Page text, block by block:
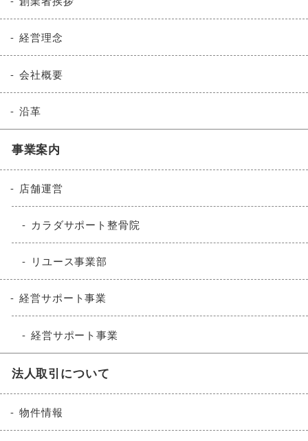
経営理念
会社概要
沿革
事業案内
店舗運営
カラダサポート整骨院
リユース事業部
経営サポート事業
経営サポート事業
法人取引について
物件情報